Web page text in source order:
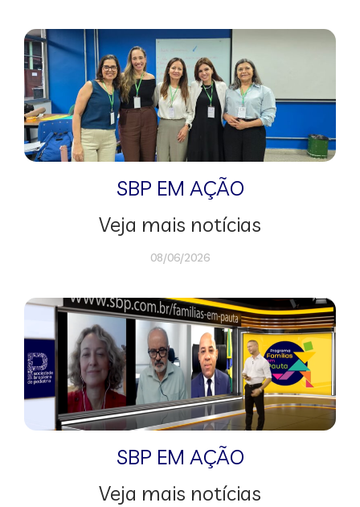
SBP EM AÇÃO
Veja mais notícias
08/06/2026
SBP EM AÇÃO
Veja mais notícias